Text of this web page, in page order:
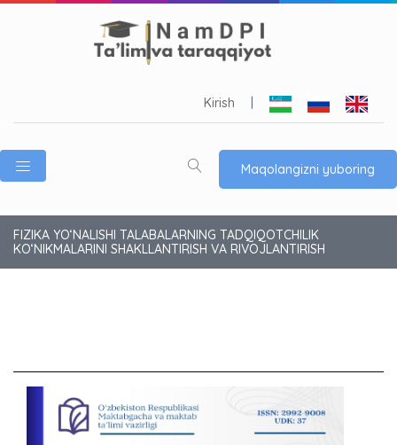
Kirish
Maqolangizni yuboring
FIZIKA YOʻNALISHI TALABALARNING TADQIQOTCHILIK
KO‘NIKMALARINI SHAKLLANTIRISH VA RIVOJLANTIRISH